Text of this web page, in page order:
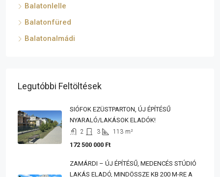
Balatonlelle
Balatonfüred
Balatonalmádi
Legutóbbi Feltöltések
SIÓFOK EZÜSTPARTON, ÚJ ÉPÍTÉSŰ
NYARALÓ/LAKÁSOK ELADÓK!
2 3 113 m²
172 500 000 Ft
ZAMÁRDI – ÚJ ÉPÍTÉSŰ, MEDENCÉS STÚDIÓ
LAKÁS ELADÓ, MINDÖSSZE KB 200 M-RE A